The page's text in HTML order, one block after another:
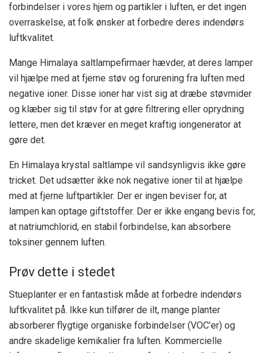
forbindelser i vores hjem og partikler i luften, er det ingen
overraskelse, at folk ønsker at forbedre deres indendørs
luftkvalitet.
Mange Himalaya saltlampefirmaer hævder, at deres lamper
vil hjælpe med at fjerne støv og forurening fra luften med
negative ioner. Disse ioner har vist sig at dræbe støvmider
og klæber sig til støv for at gøre filtrering eller oprydning
lettere, men det kræver en meget kraftig iongenerator at
gøre det.
En Himalaya krystal saltlampe vil sandsynligvis ikke gøre
tricket. Det udsætter ikke nok negative ioner til at hjælpe
med at fjerne luftpartikler. Der er ingen beviser for, at
lampen kan optage giftstoffer. Der er ikke engang bevis for,
at natriumchlorid, en stabil forbindelse, kan absorbere
toksiner gennem luften.
Prøv dette i stedet
Stueplanter er en fantastisk måde at forbedre indendørs
luftkvalitet på. Ikke kun tilfører de ilt, mange planter
absorberer flygtige organiske forbindelser (VOC’er) og
andre skadelige kemikalier fra luften. Kommercielle